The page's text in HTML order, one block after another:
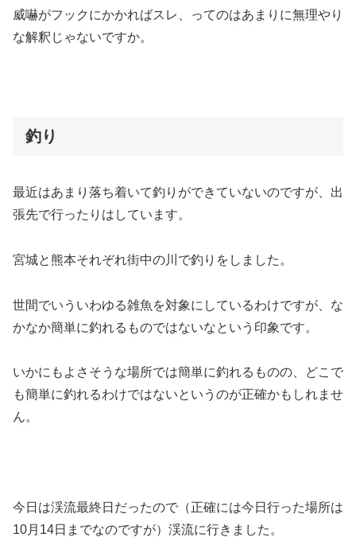
威嚇がフックにかかればスレ、ってのはあまりに無理やり
な解釈じゃないですか。
釣り
最近はあまり落ち着いて釣りができていないのですが、出
張先で行ったりはしています。
宮城と熊本それぞれ街中の川で釣りをしました。
世間でいういわゆる雑魚を対象にしているわけですが、な
かなか簡単に釣れるものではないなという印象です。
いかにもよさそうな場所では簡単に釣れるものの、どこで
も簡単に釣れるわけではないというのが正確かもしれませ
ん。
今日は渓流最終日だったので（正確には今日行った場所は
10月14日までなのですが）渓流に行きました。